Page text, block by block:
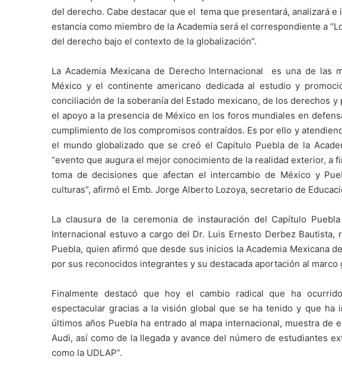
del derecho. Cabe destacar que el tema que presentará, analizará
estancia como miembro de la Academia será el correspondiente a
del derecho bajo el contexto de la globalización”.
La Academia Mexicana de Derecho Internacional es una de las
México y el continente americano dedicada al estudio y
conciliación de la soberanía del Estado mexicano, de los derechos
el apoyo a la presencia de México en los foros mundiales en
cumplimiento de los compromisos contraídos. Es por ello y
el mundo globalizado que se creó el Capítulo Puebla de la
“evento que augura el mejor conocimiento de la realidad exterior, a
toma de decisiones que afectan el intercambio de México y
culturas”, afirmó el Emb. Jorge Alberto Lozoya, secretario de
La clausura de la ceremonia de instauración del Capítulo
Internacional estuvo a cargo del Dr. Luis Ernesto Derbez
Puebla, quien afirmó que desde sus inicios la Academia Mexicana
por sus reconocidos integrantes y su destacada aportación al
Finalmente destacó que hoy el cambio radical que ha
espectacular gracias a la visión global que se ha tenido y que ha
últimos años Puebla ha entrado al mapa internacional, muestra de
Audi, así como de la llegada y avance del número de estudiantes
como la UDLAP”.